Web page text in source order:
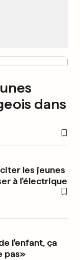
dans
les jeunes
à l'électrique
l'enfant, ça
pas»